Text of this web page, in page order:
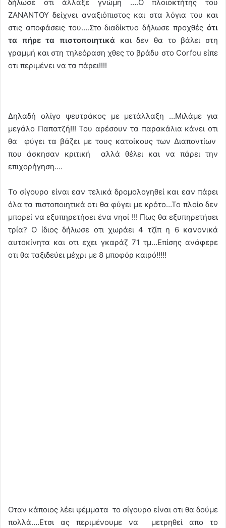
δήλωσε οτι άλλαξε γνώμη ….Ο πλοιοκτήτης του
ΖΑΝΑΝΤΟΥ δείχνει αναξιόπιστος και στα λόγια του και
στις αποφάσεις του….Στο διαδίκτυο δήλωσε προχθές ότι
τα πήρε τα πιστοποιητικά και δεν θα το βάλει στη
γραμμή και στη τηλεόραση χθες το βράδυ στο Corfou είπε
οτι περιμένει να τα πάρει!!!!
Δηλαδή ολίγο ψευτράκος με μετάλλαξη …Μιλάμε για
μεγάλο Παπατζή!!! Του αρέσουν τα παρακάλια κάνει οτι
θα φύγει τα βάζει με τους κατοίκους των Διαποντίων
που άσκησαν κριτική αλλά θέλει και να πάρει την
επιχορήγηση….
Το σίγουρο είναι εαν τελικά δρομολογηθεί και εαν πάρει
όλα τα πιστοποιητικά οτι θα φύγει με κρότο…Το πλοίο δεν
μπορεί να εξυπηρετήσει ένα νησί !!! Πως θα εξυπηρετήσει
τρία? Ο ίδιος δήλωσε οτι χωράει 4 τζίπ η 6 κανονικά
αυτοκίνητα και οτι εχει γκαράζ 71 τμ…Επίσης ανάφερε
οτι θα ταξιδεύει μέχρι με 8 μποφόρ καιρό!!!!!
Oταν κάποιος λέει ψέμματα το σίγουρο είναι οτι θα δούμε
πολλά….Ετσι ας περιμένουμε να μετρηθεί απο το